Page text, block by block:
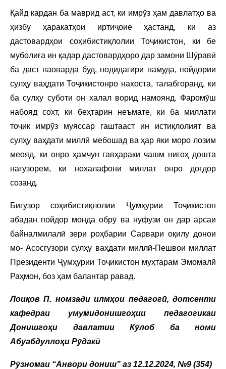
Қайд кардан ба маврид аст, ки имрӯз ҳам давлатҳо ва
ҳизбу ҳаракатҳои иртиҷоие ҳастанд, ки аз
дастовардҳои соҳибистиқлолии Тоҷикистон, ки бе
муболиға ин қадар дастовардҳоро дар замони Шӯравӣ
ба даст наоварда буд, нодидагирӣ намуда, пойдории
сулҳу ваҳдати Тоҷикистонро нахоста, талабгоранд, ки
ба сулҳу суботи он халал ворид намоянд. Фаромӯш
набояд сохт, ки беҳтарин неъмате, ки ба миллати
тоҷик имрӯз муяссар гаштааст ин истиқлолият ва
сулҳу ваҳдати миллӣ мебошад ва ҳар яки моро лозим
меояд, ки онро ҳамчун гавҳараки чашм нигоҳ дошта
нагузорем, ки нохалафони миллат онро доғдор
созанд.
Бигузор соҳибистиқлолии Ҷумҳурии Тоҷикистон
абадан пойдор монда обрӯ ва нуфузи он дар арсаи
байналмилалӣ зери роҳбарии Сарвари оқилу донои
мо- Асосгузори сулҳу ваҳдати миллӣ-Пешвои миллат
Президенти Ҷумҳурии Тоҷикистон муҳтарам Эмомалӣ
Раҳмон, боз ҳам балантар равад.
Лоиқов П. номзади илмҳои педагогӣ, дотсенти
кафедраи умумидонишгоҳии педагогикаи
Донишгоҳи давлатии Кӯлоб ба номи
Абуабдуллоҳи Рӯдакӣ
Рӯзномаи “Анвори дониш” аз 12.12.2024, №9 (354)